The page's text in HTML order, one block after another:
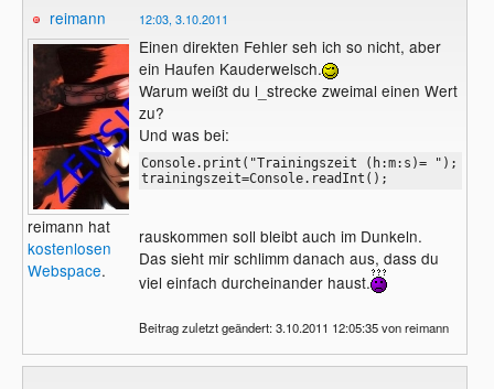
		l_strecke=Console.readInt();
		trainingszeit=Console.readInt();
		zeit = System.console().readLine("Trainingszeit (h:m:s)= ").split(":"); // Einlesen in Array
		l_zeit = Integer.parseInt(zeit[0]) * 3600 + Integer.parseInt(zeit[1]) * 60 + Integer.parseInt(zeit[2]);
		//Verarbeitung
		factor = MDISTANZ/l_strecke;     // Den Faktor für die Zeit berechnen
		m_zeit = (int) (l_zeit * factor); // Die Zeit berechnen
		h = (m_zeit - m*60 - s) / 3600;   // Die Stunden berechnen
		//Ausgabe
}
reimann
reimann hat
kostenlosen
Webspace.
12:03, 3.10.2011
Einen direkten Fehler seh ich so nicht, aber
ein Haufen Kauderwelsch.
Warum weißt du l_strecke zweimal einen Wert
zu?
Und was bei:
Console.print("Trainingszeit (h:m:s)= ");
trainingszeit=Console.readInt();
rauskommen soll bleibt auch im Dunkeln.
Das sieht mir schlimm danach aus, dass du
viel einfach durcheinander haust.
Beitrag zuletzt geändert: 3.10.2011 12:05:35 von reimann